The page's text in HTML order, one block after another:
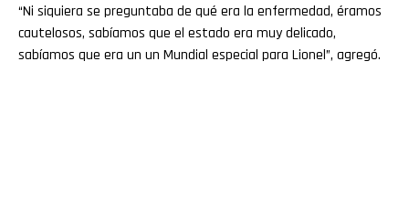
“Ni siquiera se preguntaba de qué era la enfermedad, éramos
cautelosos, sabíamos que el estado era muy delicado,
sabíamos que era un un Mundial especial para Lionel”, agregó.